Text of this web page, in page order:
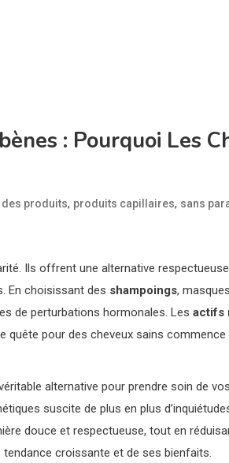
: Pourquoi Les
des produits, produits capillaires, sans
Ils offrent une alternative
En choisissant des shampoings,
de perturbations hormonales. Les actifs
pour des cheveux sains commence
alternative pour prendre soin de
suscite de plus en plus
douce et respectueuse, tout en
croissante et de ses bienfaits.